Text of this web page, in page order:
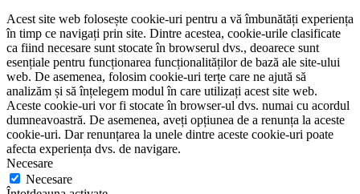
Acest site web folosește cookie-uri pentru a vă îmbunătăți experiența
în timp ce navigați prin site. Dintre acestea, cookie-urile clasificate
ca fiind necesare sunt stocate în browserul dvs., deoarece sunt
esențiale pentru funcționarea funcționalităților de bază ale site-ului
web. De asemenea, folosim cookie-uri terțe care ne ajută să
analizăm și să înțelegem modul în care utilizați acest site web.
Aceste cookie-uri vor fi stocate în browser-ul dvs. numai cu acordul
dumneavoastră. De asemenea, aveți opțiunea de a renunța la aceste
cookie-uri. Dar renunțarea la unele dintre aceste cookie-uri poate
afecta experiența dvs. de navigare.
Necesare
Necesare